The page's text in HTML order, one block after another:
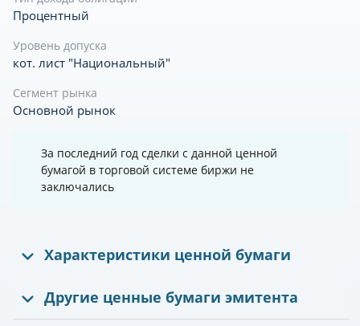
Процентный
Уровень допуска
кот. лист "Национальный"
Сегмент рынка
Основной рынок
За последний год сделки с данной ценной
бумагой в торговой системе биржи не
заключались
Характеристики ценной бумаги
Другие ценные бумаги эмитента